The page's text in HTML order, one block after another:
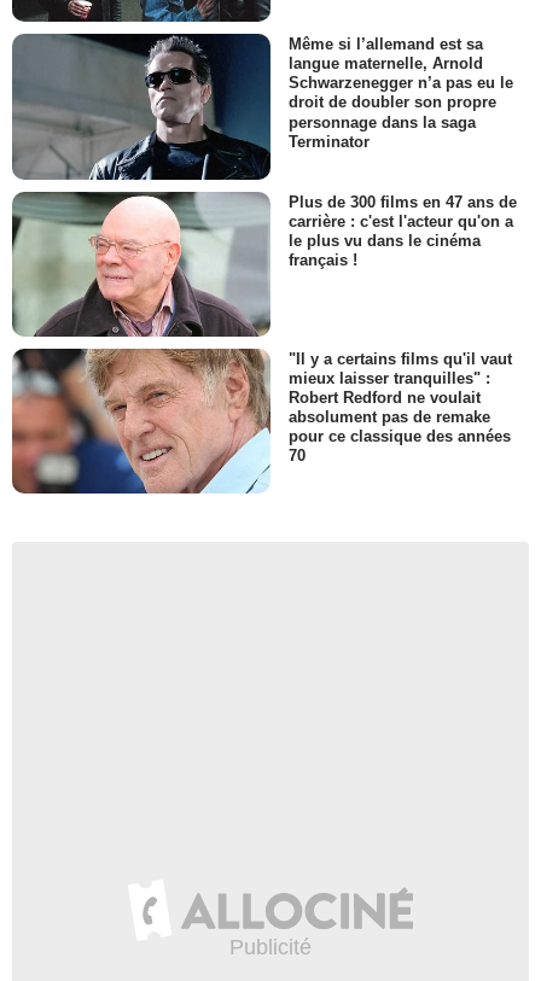
Même si l’allemand est sa
langue maternelle, Arnold
Schwarzenegger n’a pas eu le
droit de doubler son propre
personnage dans la saga
Terminator
Plus de 300 films en 47 ans de
carrière : c'est l'acteur qu'on a
le plus vu dans le cinéma
français !
"Il y a certains films qu'il vaut
mieux laisser tranquilles" :
Robert Redford ne voulait
absolument pas de remake
pour ce classique des années
70